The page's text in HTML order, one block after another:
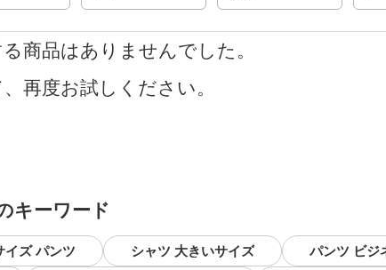
商品はありませんでした。
再度お試しください。
キーワード
イズ パンツ シャツ 大きいサイズ パンツ ビジ